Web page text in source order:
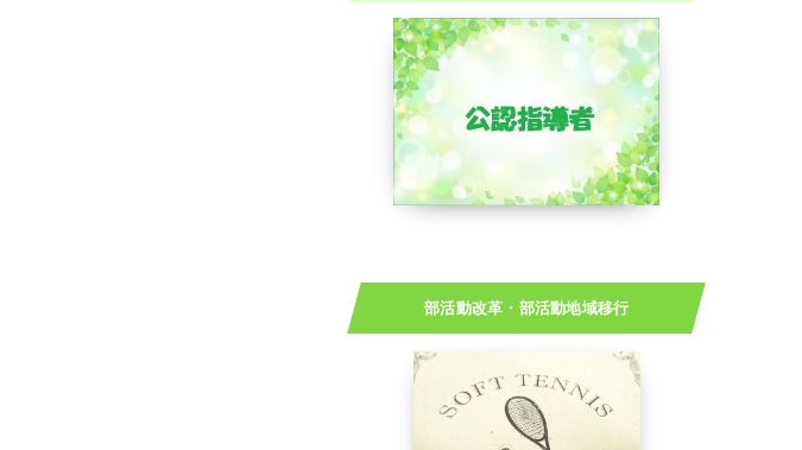
部活動改革・部活動地域移行